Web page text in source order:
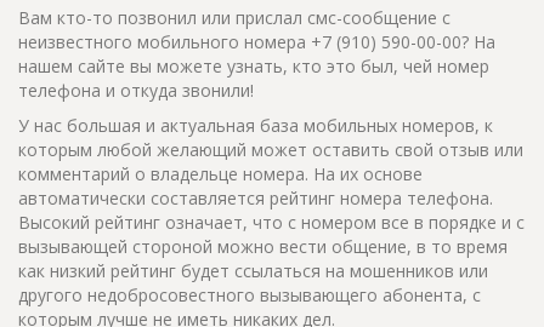
Вам кто-то позвонил или прислал смс-сообщение с
неизвестного мобильного номера +7 (910) 590-00-00? На
нашем сайте вы можете узнать, кто это был, чей номер
телефона и откуда звонили!
У нас большая и актуальная база мобильных номеров, к
которым любой желающий может оставить свой отзыв или
комментарий о владельце номера. На их основе
автоматически составляется рейтинг номера телефона.
Высокий рейтинг означает, что с номером все в порядке и с
вызывающей стороной можно вести общение, в то время
как низкий рейтинг будет ссылаться на мошенников или
другого недобросовестного вызывающего абонента, с
которым лучше не иметь никаких дел.